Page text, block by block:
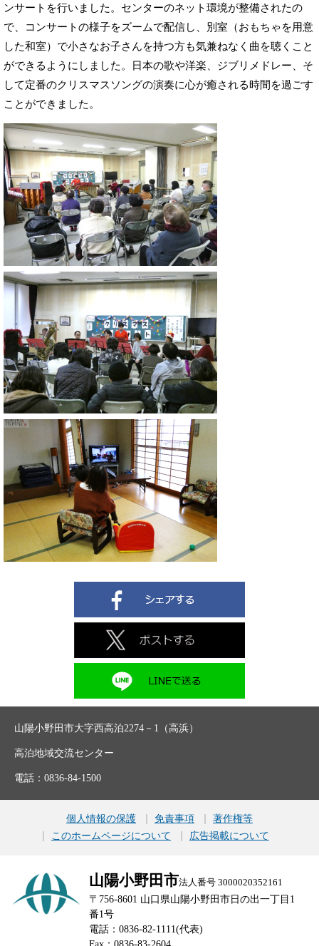
ンサートを行いました。センターのネット環境が整備されたの
で、コンサートの様子をズームで配信し、別室（おもちゃを用意
した和室）で小さなお子さんを持つ方も気兼ねなく曲を聴くこと
ができるようにしました。日本の歌や洋楽、ジブリメドレー、そ
して定番のクリスマスソングの演奏に心が癒される時間を過ごす
ことができました。​
山陽小野田市大字西高泊2274－1（高浜）
高泊地域交流センター
電話：0836-84-1500
個人情報の保護 免責事項
著作権等
このホームページについて
広告掲載について
山陽小野田市法人番号 3000020352161
〒756-8601 山口県山陽小野田市日の出一丁目1
番1号
電話：0836-82-1111(代表)